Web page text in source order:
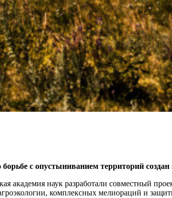
с опустыниванием территорий создан
академия наук разработали совместный
комплексных мелиораций и